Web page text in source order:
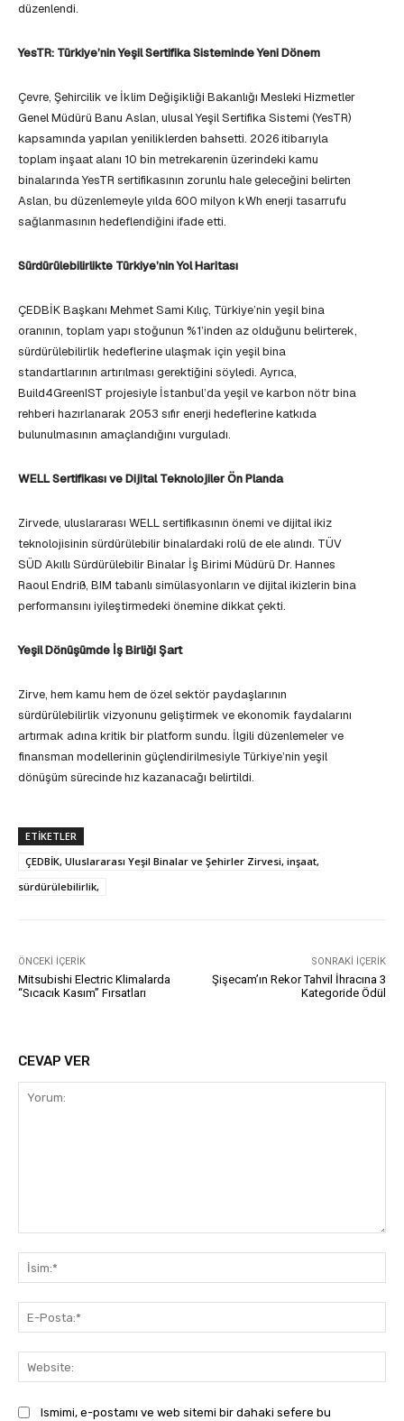
düzenlendi.
YesTR: Türkiye’nin Yeşil Sertifika Sisteminde Yeni Dönem
Çevre, Şehircilik ve İklim Değişikliği Bakanlığı Mesleki Hizmetler
Genel Müdürü Banu Aslan, ulusal Yeşil Sertifika Sistemi (YesTR)
kapsamında yapılan yeniliklerden bahsetti. 2026 itibarıyla
toplam inşaat alanı 10 bin metrekarenin üzerindeki kamu
binalarında YesTR sertifikasının zorunlu hale geleceğini belirten
Aslan, bu düzenlemeyle yılda 600 milyon kWh enerji tasarrufu
sağlanmasının hedeflendiğini ifade etti.
Sürdürülebilirlikte Türkiye’nin Yol Haritası
ÇEDBİK Başkanı Mehmet Sami Kılıç, Türkiye’nin yeşil bina
oranının, toplam yapı stoğunun %1’inden az olduğunu belirterek,
sürdürülebilirlik hedeflerine ulaşmak için yeşil bina
standartlarının artırılması gerektiğini söyledi. Ayrıca,
Build4GreenIST projesiyle İstanbul’da yeşil ve karbon nötr bina
rehberi hazırlanarak 2053 sıfır enerji hedeflerine katkıda
bulunulmasının amaçlandığını vurguladı.
WELL Sertifikası ve Dijital Teknolojiler Ön Planda
Zirvede, uluslararası WELL sertifikasının önemi ve dijital ikiz
teknolojisinin sürdürülebilir binalardaki rolü de ele alındı. TÜV
SÜD Akıllı Sürdürülebilir Binalar İş Birimi Müdürü Dr. Hannes
Raoul Endriß, BIM tabanlı simülasyonların ve dijital ikizlerin bina
performansını iyileştirmedeki önemine dikkat çekti.
Yeşil Dönüşümde İş Birliği Şart
Zirve, hem kamu hem de özel sektör paydaşlarının
sürdürülebilirlik vizyonunu geliştirmek ve ekonomik faydalarını
artırmak adına kritik bir platform sundu. İlgili düzenlemeler ve
finansman modellerinin güçlendirilmesiyle Türkiye’nin yeşil
dönüşüm sürecinde hız kazanacağı belirtildi.
ETIKETLER
ÇEDBİK, Uluslararası Yeşil Binalar ve Şehirler Zirvesi, inşaat,
sürdürülebilirlik,
ÖNCEKI İÇERIK
Mitsubishi Electric Klimalarda
“Sıcacık Kasım” Fırsatları
SONRAKI İÇERIK
Şişecam’ın Rekor Tahvil İhracına 3
Kategoride Ödül
CEVAP VER
Ismimi, e-postamı ve web sitemi bir dahaki sefere bu